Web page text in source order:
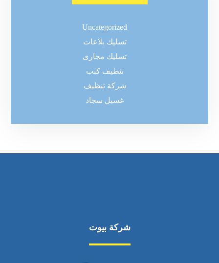
Uncategorized
تسليك بلاعات
تسليك مجارى
تنظيف كنب
شركة تنظيف
غسيل سجاد
شركة بيوت